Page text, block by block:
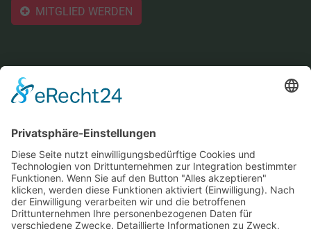
MITGLIED WERDEN
Der Verein
Vereinsportrait
Spielstätten
Jugendarbeit
Mitglied werden
Sozialgebäude
Sponsoren